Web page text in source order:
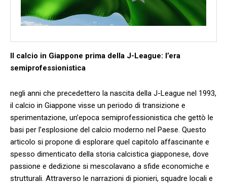
Il calcio in Giappone prima della‌ J-League: l’era
semiprofessionistica
negli anni che precedettero la nascita della J-League nel 1993,
il calcio in Giappone visse un periodo di transizione e
sperimentazione, un’epoca semiprofessionistica ⁢che gettò le
basi per l’esplosione del calcio moderno nel⁢ Paese. Questo
articolo si propone di esplorare quel capitolo affascinante e
spesso ‌dimenticato della storia calcistica⁢ giapponese, dove
passione e ⁣dedizione si mescolavano a sfide economiche e
strutturali. Attraverso le narrazioni di pionieri, squadre locali e